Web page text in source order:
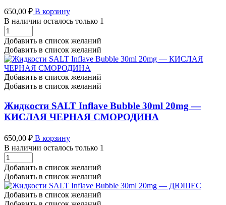
650,00 ₽ В корзину
В наличии осталось только 1
Жидкости
SALT
Inflave
Bubble
30ml
20mg
-
ЖАСМИН
ПЕРСИК
количество
Добавить в список желаний
Добавить в список желаний
Добавить в список желаний
Добавить в список желаний
Жидкости SALT Inflave Bubble 30ml 20mg —
КИСЛАЯ ЧЕРНАЯ СМОРОДИНА
650,00 ₽ В корзину
В наличии осталось только 1
Жидкости
SALT
Inflave
Bubble
30ml
20mg
Добавить в список желаний
Добавить в список желаний
Добавить в список желаний